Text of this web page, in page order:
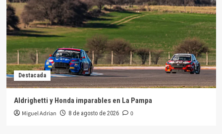
Destacada
Aldrighetti y Honda imparables en La Pampa
Miguel Adrian 8 de agosto de 2026 0